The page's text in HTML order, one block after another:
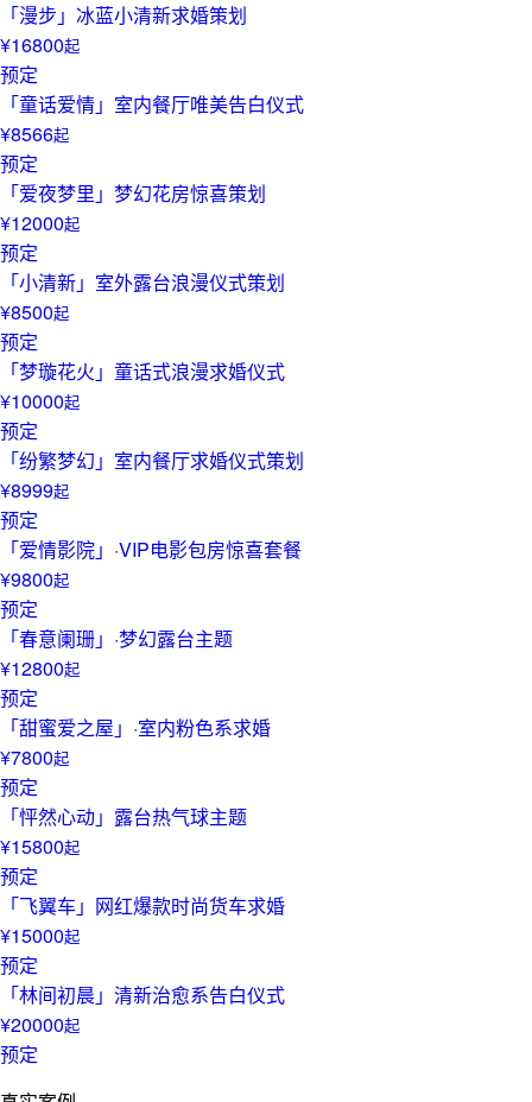
「漫步」冰蓝小清新求婚策划
¥16800起
预定
「童话爱情」室内餐厅唯美告白仪式
¥8566起
预定
「爱夜梦里」梦幻花房惊喜策划
¥12000起
预定
「小清新」室外露台浪漫仪式策划
¥8500起
预定
「梦璇花火」童话式浪漫求婚仪式
¥10000起
预定
「纷繁梦幻」室内餐厅求婚仪式策划
¥8999起
预定
「爱情影院」·VIP电影包房惊喜套餐
¥9800起
预定
「春意阑珊」·梦幻露台主题
¥12800起
预定
「甜蜜爱之屋」·室内粉色系求婚
¥7800起
预定
「怦然心动」露台热气球主题
¥15800起
预定
「飞翼车」网红爆款时尚货车求婚
¥15000起
预定
「林间初晨」清新治愈系告白仪式
¥20000起
预定